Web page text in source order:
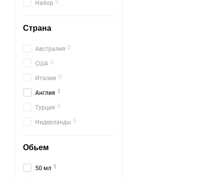
Набор 0
Страна
Австралия 0
США 0
Италия 0
Англия 1
Турция 0
Нидерланды 0
Обьем
50 мл 1